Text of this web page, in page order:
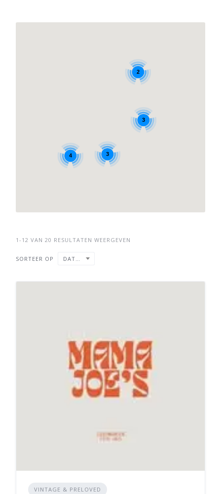
2
4
3
3
1-12 VAN 20 RESULTATEN WEERGEVEN
SORTEER OP DATUM
VINTAGE & PRELOVED